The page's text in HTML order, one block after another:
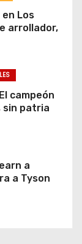
Los
arrollador,
campeón
sin patria
a
a Tyson